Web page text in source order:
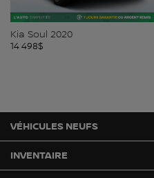
Kia Soul 2020
14 498$
VÉHICULES NEUFS
INVENTAIRE